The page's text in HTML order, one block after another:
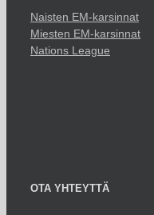
Naisten EM-karsinnat
Miesten EM-karsinnat
Nations League
OTA YHTEYTTÄ